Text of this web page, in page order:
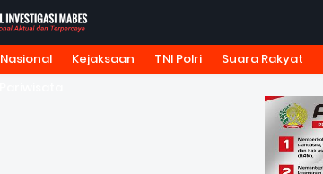
TENTANG KAMI REDAKSI TARIF IKLAN
Nasional Kejaksaan TNI Polri Suara Rakyat